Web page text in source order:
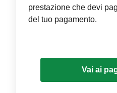
prestazione che devi
del tuo pagamento.
Vai ai